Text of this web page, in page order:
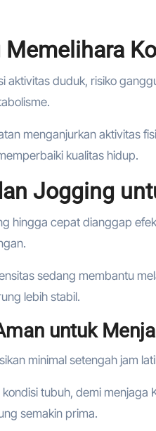
aktivitas duduk, risiko
menganjurkan aktivitas
kualitas hidup.
Jogging
hingga cepat dianggap
sedang membantu
lebih stabil.
untuk
minimal setengah jam
tubuh, demi menjaga
semakin prima.